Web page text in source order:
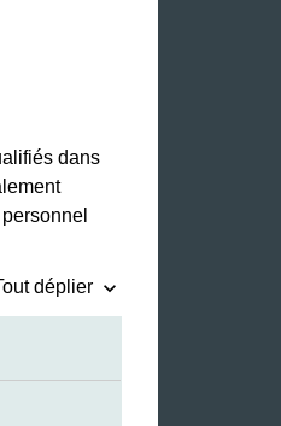
dans
déplier keyboard_arrow_down